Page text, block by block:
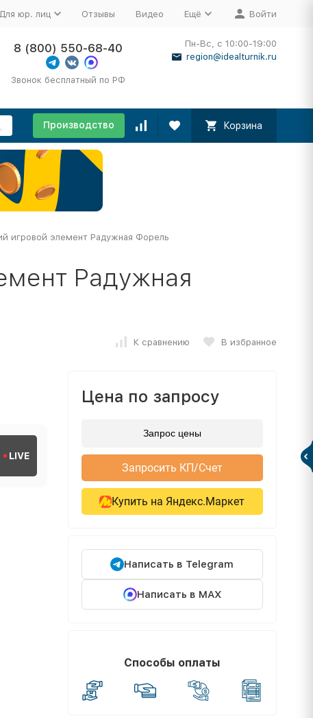
Для юр. лиц Отзывы Видео Ещё Войти
8 (800) 550-68-40
Звонок бесплатный по РФ
Пн-Вс, с 10:00-19:00
region@idealturnik.ru
Производство Корзина
игровой элемент Радужная Форель
Радужная
К сравнению В избранное
LIVE
Цена по запросу
Запрос цены
Запросить КП/Счет
Купить на Яндекс.Маркет
Написать в Telegram
Написать в MAX
Способы оплаты